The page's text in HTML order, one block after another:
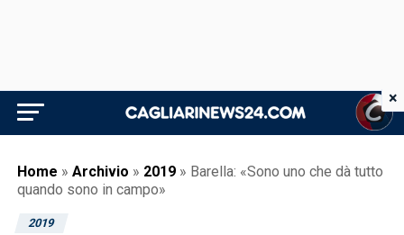
Home » Archivio » 2019 » Barella: «Sono uno che dà tutto
quando sono in campo»
2019
×